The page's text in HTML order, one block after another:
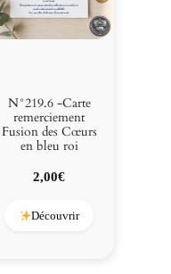
N°219.6 -Carte
remerciement
Fusion des Cœurs
en bleu roi
2,00€
Découvrir